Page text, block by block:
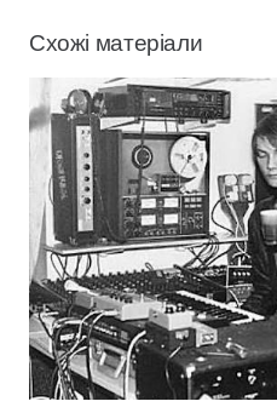
Схожі матеріали